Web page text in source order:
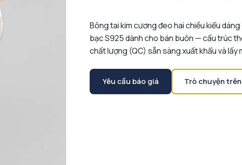
Bông tai kim cương đeo hai chiều kiểu
bạc S925 dành cho bán buôn — cấu trúc
chất lượng (QC) sẵn sàng xuất khẩu và lấy
Yêu cầu báo giá Trò chuyện